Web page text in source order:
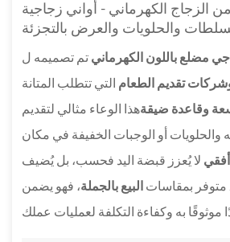
الزجاج الكهرماني - أواني زجاجية
والحلويات والعرض بالتجزئة
مضلع باللون الكهرماني تم تصميمه ل
تقديم الطعام التي تتطلب المتانة
وقاعدة ضيقةهذا الوعاء مثالي لتقديم
والحلويات أو الوجبات الخفيفة في مكان
لا يُعزز قبضة اليد فحسب، بل يُضيف
متوفر بمقاسات البيع بالجملة، فهو يضمن